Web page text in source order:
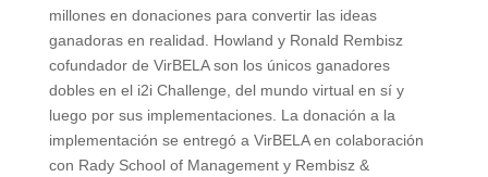
millones en donaciones para convertir las ideas
ganadoras en realidad. Howland y Ronald Rembisz
cofundador de VirBELA son los únicos ganadores
dobles en el i2i Challenge, del mundo virtual en sí y
luego por sus implementaciones. La donación a la
implementación se entregó a VirBELA en colaboración
con Rady School of Management y Rembisz &